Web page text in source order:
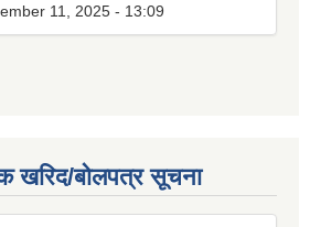
11, 2025 - 13:09
खरिद/बोलपत्र सूचना